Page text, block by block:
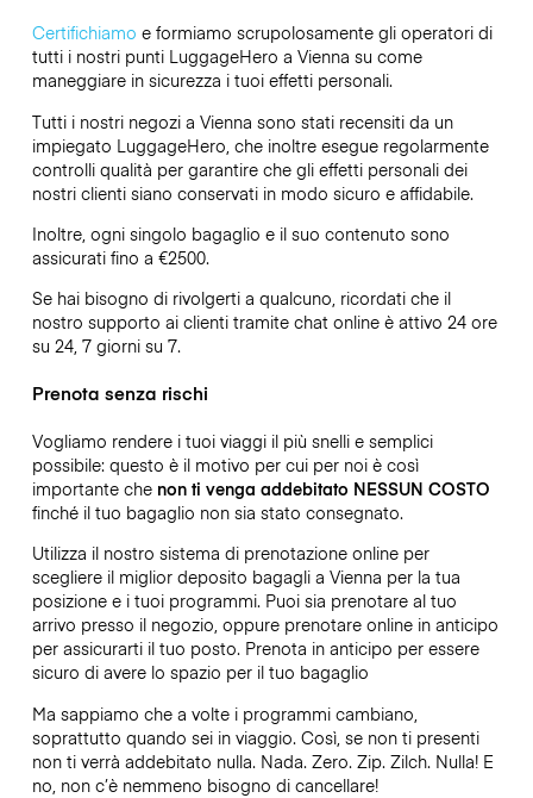
Certifichiamo e formiamo scrupolosamente gli operatori di
tutti i nostri punti LuggageHero a Vienna su come
maneggiare in sicurezza i tuoi effetti personali.
Tutti i nostri negozi a Vienna sono stati recensiti da un
impiegato LuggageHero, che inoltre esegue regolarmente
controlli qualità per garantire che gli effetti personali dei
nostri clienti siano conservati in modo sicuro e affidabile.
Inoltre, ogni singolo bagaglio e il suo contenuto sono
assicurati fino a €2500.
Se hai bisogno di rivolgerti a qualcuno, ricordati che il
nostro supporto ai clienti tramite chat online è attivo 24 ore
su 24, 7 giorni su 7.
Prenota senza rischi
Vogliamo rendere i tuoi viaggi il più snelli e semplici
possibile: questo è il motivo per cui per noi è così
importante che non ti venga addebitato NESSUN COSTO
finché il tuo bagaglio non sia stato consegnato.
Utilizza il nostro sistema di prenotazione online per
scegliere il miglior deposito bagagli a Vienna per la tua
posizione e i tuoi programmi. Puoi sia prenotare al tuo
arrivo presso il negozio, oppure prenotare online in anticipo
per assicurarti il tuo posto. Prenota in anticipo per essere
sicuro di avere lo spazio per il tuo bagaglio
Ma sappiamo che a volte i programmi cambiano,
soprattutto quando sei in viaggio. Così, se non ti presenti
non ti verrà addebitato nulla. Nada. Zero. Zip. Zilch. Nulla! E
no, non c’è nemmeno bisogno di cancellare!